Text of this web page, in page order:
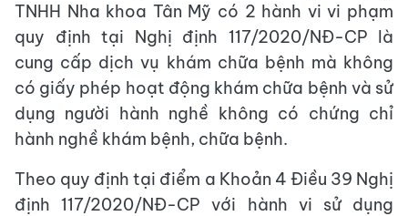
TNHH Nha khoa Tân Mỹ có 2 hành vi vi phạm
quy định tại Nghị định 117/2020/NĐ-CP là
cung cấp dịch vụ khám chữa bệnh mà không
có giấy phép hoạt động khám chữa bệnh và sử
dụng người hành nghề không có chứng chỉ
hành nghề khám bệnh, chữa bệnh.
Theo quy định tại điểm a Khoản 4 Điều 39 Nghị
định 117/2020/NĐ-CP với hành vi sử dụng